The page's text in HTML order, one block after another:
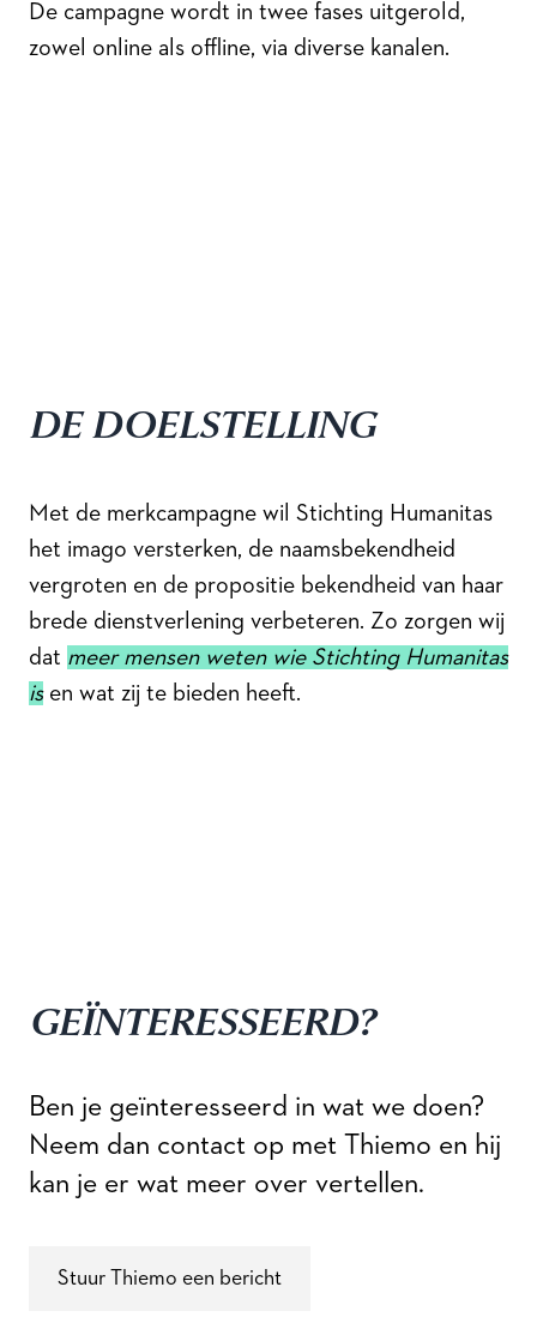
De campagne wordt in twee fases uitgerold,
zowel online als offline, via diverse kanalen.
DE DOELSTELLING
Met de merkcampagne wil Stichting Humanitas
het imago versterken, de naamsbekendheid
vergroten en de propositie bekendheid van haar
brede dienstverlening verbeteren. Zo zorgen wij
dat meer mensen weten wie Stichting Humanitas
isen wat zij te bieden heeft.
GEÏNTERESSEERD?
Ben je geïnteresseerd in wat we doen?
Neem dan contact op met Thiemo en hij
kan je er wat meer over vertellen.
Stuur Thiemo een bericht